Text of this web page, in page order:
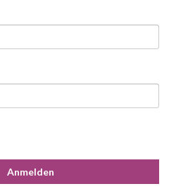
Anmelden